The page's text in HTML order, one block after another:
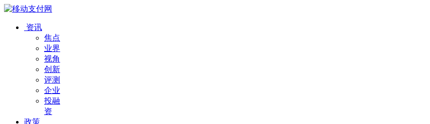
资讯
焦点
业界
视角
创新
评测
企业
投融
资
政策